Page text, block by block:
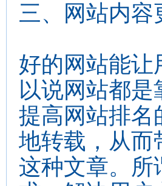
三、网站内容
好的网站能让
以说网站都
提高网站排名
地转载，从而
这种文章。所